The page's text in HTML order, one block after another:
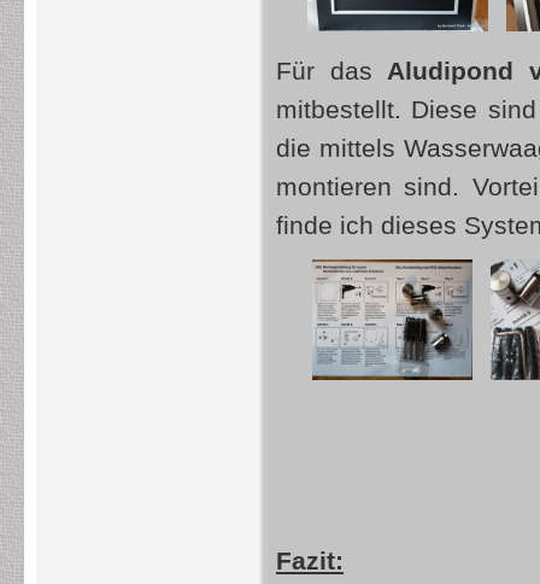
Für dasAludipond
mitbestellt. Diese
die mittels
montieren sind.
finde ich dieses
Fazit: